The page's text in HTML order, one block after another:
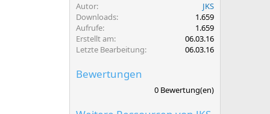
Autor
JKS
Downloads
1.659
Aufrufe
1.659
Erstellt am
06.03.16
Letzte Bearbeitung
06.03.16
Bewertungen
0 Bewertung(en)